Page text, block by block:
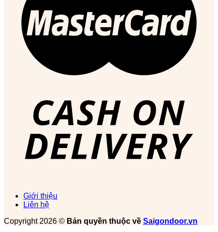
Giới thiệu
Liên hệ
Copyright 2026 © Bản quyền thuộc về Saigondoor.vn